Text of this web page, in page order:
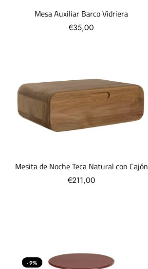
Mesa Auxiliar Barco Vidriera
€35,00
Mesita de Noche Teca Natural con Cajón
€211,00
- 9%